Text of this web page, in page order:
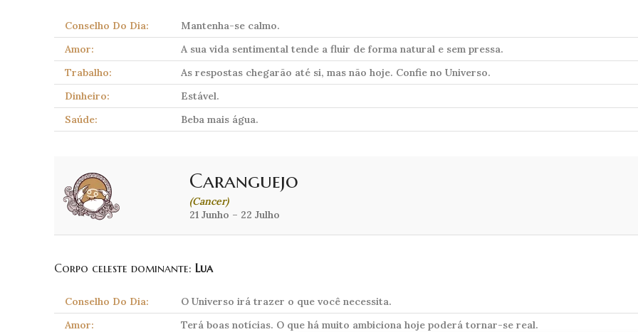
Conselho Do Dia:
Mantenha-se calmo.
Amor:
A sua vida sentimental tende a fluir de forma natural e sem pressa.
Trabalho:
As respostas chegarão até si, mas não hoje. Confie no Universo.
Dinheiro:
Estável.
Saúde:
Beba mais água.
Caranguejo
(Cancer)
21 Junho – 22 Julho
Corpo celeste dominante: Lua
Conselho Do Dia:
O Universo irá trazer o que você necessita.
Amor:
Terá boas notícias. O que há muito ambiciona hoje poderá tornar-se real.